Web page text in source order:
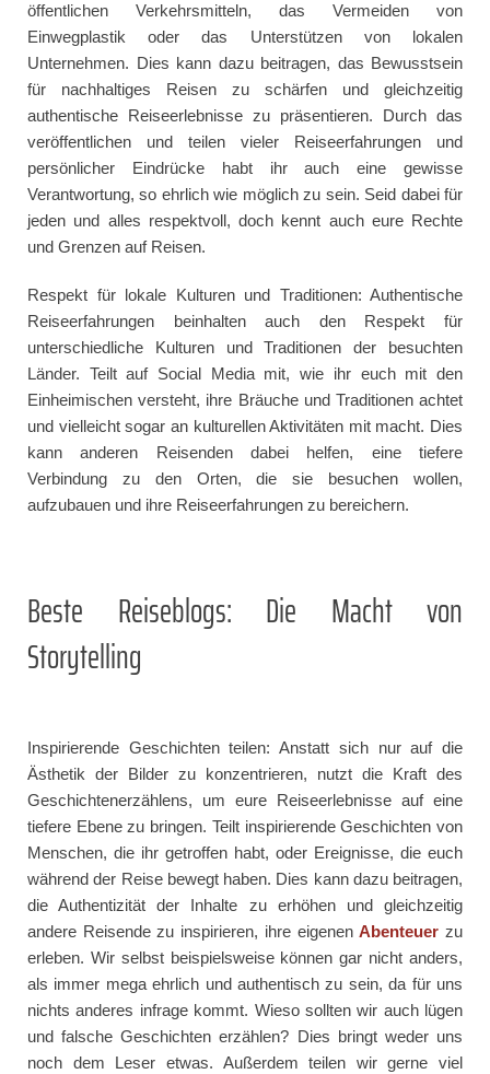
öffentlichen Verkehrsmitteln, das Vermeiden von
Einwegplastik oder das Unterstützen von lokalen
Unternehmen. Dies kann dazu beitragen, das Bewusstsein
für nachhaltiges Reisen zu schärfen und gleichzeitig
authentische Reiseerlebnisse zu präsentieren. Durch das
veröffentlichen und teilen vieler Reiseerfahrungen und
persönlicher Eindrücke habt ihr auch eine gewisse
Verantwortung, so ehrlich wie möglich zu sein. Seid dabei für
jeden und alles respektvoll, doch kennt auch eure Rechte
und Grenzen auf Reisen.
Respekt für lokale Kulturen und Traditionen: Authentische
Reiseerfahrungen beinhalten auch den Respekt für
unterschiedliche Kulturen und Traditionen der besuchten
Länder. Teilt auf Social Media mit, wie ihr euch mit den
Einheimischen versteht, ihre Bräuche und Traditionen achtet
und vielleicht sogar an kulturellen Aktivitäten mit macht. Dies
kann anderen Reisenden dabei helfen, eine tiefere
Verbindung zu den Orten, die sie besuchen wollen,
aufzubauen und ihre Reiseerfahrungen zu bereichern.
Beste Reiseblogs: Die Macht von
Storytelling
Inspirierende Geschichten teilen: Anstatt sich nur auf die
Ästhetik der Bilder zu konzentrieren, nutzt die Kraft des
Geschichtenerzählens, um eure Reiseerlebnisse auf eine
tiefere Ebene zu bringen. Teilt inspirierende Geschichten von
Menschen, die ihr getroffen habt, oder Ereignisse, die euch
während der Reise bewegt haben. Dies kann dazu beitragen,
die Authentizität der Inhalte zu erhöhen und gleichzeitig
andere Reisende zu inspirieren, ihre eigenenAbenteuer zu
erleben. Wir selbst beispielsweise können gar nicht anders,
als immer mega ehrlich und authentisch zu sein, da für uns
nichts anderes infrage kommt. Wieso sollten wir auch lügen
und falsche Geschichten erzählen? Dies bringt weder uns
noch dem Leser etwas. Außerdem teilen wir gerne viel